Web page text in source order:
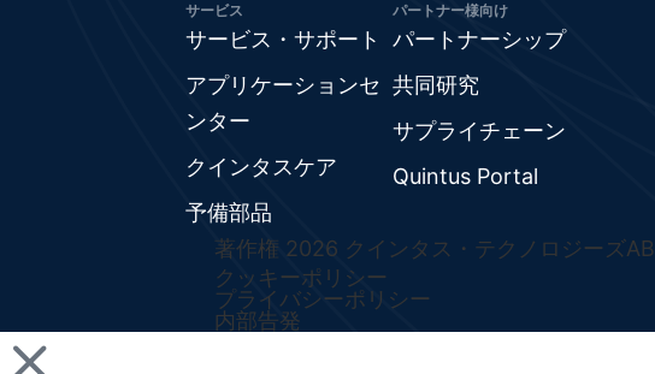
サービス
サービス・サポート
アプリケーションセ
ンター
クインタスケア
予備部品
パートナー様向け
パートナーシップ
共同研究
サプライチェーン
Quintus Portal
著作権 2026 クインタス・テクノロジーズAB
クッキーポリシー
プライバシーポリシー
内部告発